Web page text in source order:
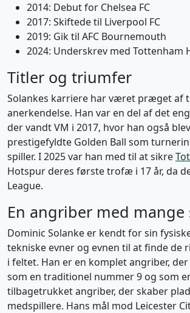
2014: Debut for Chelsea FC
2017: Skiftede til Liverpool FC
2019: Gik til AFC Bournemouth
2024: Underskrev med Tottenham
Titler og triumfer
Solankes karriere har været præget af
anerkendelse. Han var en del af det
der vandt VM i 2017, hvor han også
prestigefyldte Golden Ball som
spiller. I 2025 var han med til at sikre
Hotspur deres første trofæ i 17 år, da
League.
En angriber med mange
Dominic Solanke er kendt for sin
tekniske evner og evnen til at finde de
i feltet. Han er en komplet angriber,
som en traditionel nummer 9 og som
tilbagetrukket angriber, der skaber
medspillere. Hans mål mod Leicester